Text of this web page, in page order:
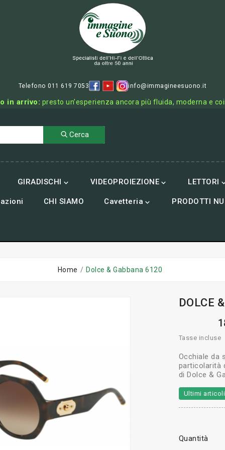
Telefono 011 619 7053 info@immagineesuono.it
in arrivo: presto un’esperienza ancora più fluida, moderna e
Cerca
GIRADISCHI  VIDEOPROIEZIONE  LETTORI
CHI SIAMO Cavetteria  PRODOTTI
Home Dolce & Gabbana 6120
DOLCE
Tasse incluse
Occhiale da
particolarità
di Dolce &
Ultimi
Quantità